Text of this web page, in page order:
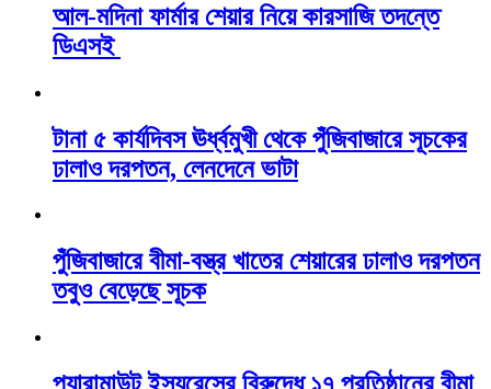
আল-মদিনা ফার্মার শেয়ার নিয়ে কারসাজি তদন্তে
ডিএসই
টানা ৫ কার্যদিবস ঊর্ধ্বমুখী থেকে পুঁজিবাজারে সূচকের
ঢালাও দরপতন, লেনদেনে ভাটা
পুঁজিবাজারে বীমা-বস্ত্র খাতের শেয়ারের ঢালাও দরপতন
তবুও বেড়েছে সূচক